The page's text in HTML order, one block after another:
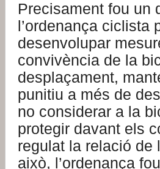
Precisament fou un
l’ordenança ciclista
desenvolupar
convivència de la
desplaçament,
punitiu a més de
no considerar a la
protegir davant els
regulat la relació de
això, l’ordenança